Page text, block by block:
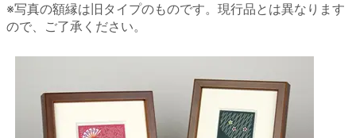
※写真の額縁は旧タイプのものです。現行品とは異なります
ので、ご了承ください。